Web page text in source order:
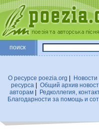
поиск
О ресурсе poezia.org
Новости
ресурса
Общий архив
авторам| Редколлегия,
Благодарности за помощь и